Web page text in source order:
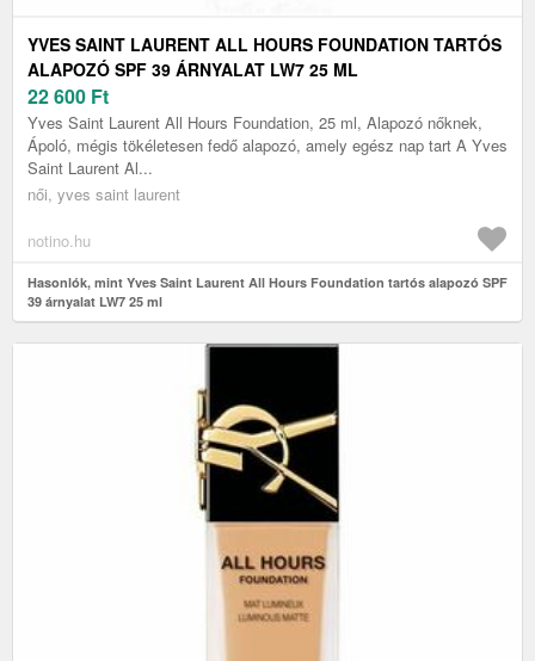
YVES SAINT LAURENT ALL HOURS FOUNDATION TARTÓS
ALAPOZÓ SPF 39 ÁRNYALAT LW7 25 ML
22 600 Ft
Yves Saint Laurent All Hours Foundation, 25 ml, Alapozó nőknek,
Ápoló, mégis tökéletesen fedő alapozó, amely egész nap tart A Yves
Saint Laurent Al...
női, yves saint laurent
notino.hu
Hasonlók, mint Yves Saint Laurent All Hours Foundation tartós alapozó SPF
39 árnyalat LW7 25 ml